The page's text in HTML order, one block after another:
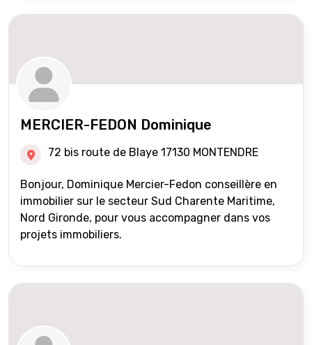
MERCIER-FEDON Dominique
72 bis route de Blaye 17130 MONTENDRE
Bonjour, Dominique Mercier-Fedon conseillère en
immobilier sur le secteur Sud Charente Maritime,
Nord Gironde, pour vous accompagner dans vos
projets immobiliers.